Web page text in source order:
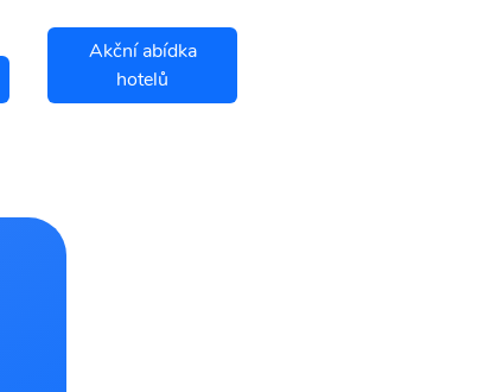
Akční abídka
hotelů